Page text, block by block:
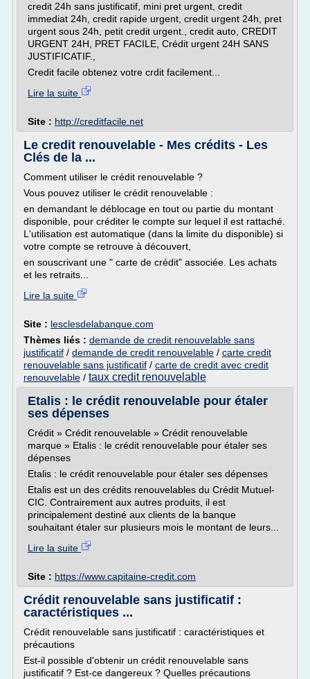
credit 24h sans justificatif, mini pret urgent, credit
immediat 24h, credit rapide urgent, credit urgent 24h, pret
urgent sous 24h, petit credit urgent., credit auto, CREDIT
URGENT 24H, PRET FACILE, Crédit urgent 24H SANS
JUSTIFICATIF.,
Credit facile obtenez votre crdit facilement...
Lire la suite
Site : http://creditfacile.net
Le credit renouvelable - Mes crédits - Les
Clés de la ...
Comment utiliser le crédit renouvelable ?
Vous pouvez utiliser le crédit renouvelable :
en demandant le déblocage en tout ou partie du montant
disponible, pour créditer le compte sur lequel il est rattaché.
L'utilisation est automatique (dans la limite du disponible) si
votre compte se retrouve à découvert,
en souscrivant une " carte de crédit" associée. Les achats
et les retraits...
Lire la suite
Site : lesclesdelabanque.com
Thèmes liés : demande de credit renouvelable sans
justificatif / demande de credit renouvelable / carte credit
renouvelable sans justificatif / carte de credit avec credit
renouvelable / taux credit renouvelable
Etalis : le crédit renouvelable pour étaler
ses dépenses
Crédit » Crédit renouvelable » Crédit renouvelable
marque » Etalis : le crédit renouvelable pour étaler ses
dépenses
Etalis : le crédit renouvelable pour étaler ses dépenses
Etalis est un des crédits renouvelables du Crédit Mutuel-
CIC. Contrairement aux autres produits, il est
principalement destiné aux clients de la banque
souhaitant étaler sur plusieurs mois le montant de leurs...
Lire la suite
Site : https://www.capitaine-credit.com
Crédit renouvelable sans justificatif :
caractéristiques ...
Crédit renouvelable sans justificatif : caractéristiques et
précautions
Est-il possible d'obtenir un crédit renouvelable sans
justificatif ? Est-ce dangereux ? Quelles précautions